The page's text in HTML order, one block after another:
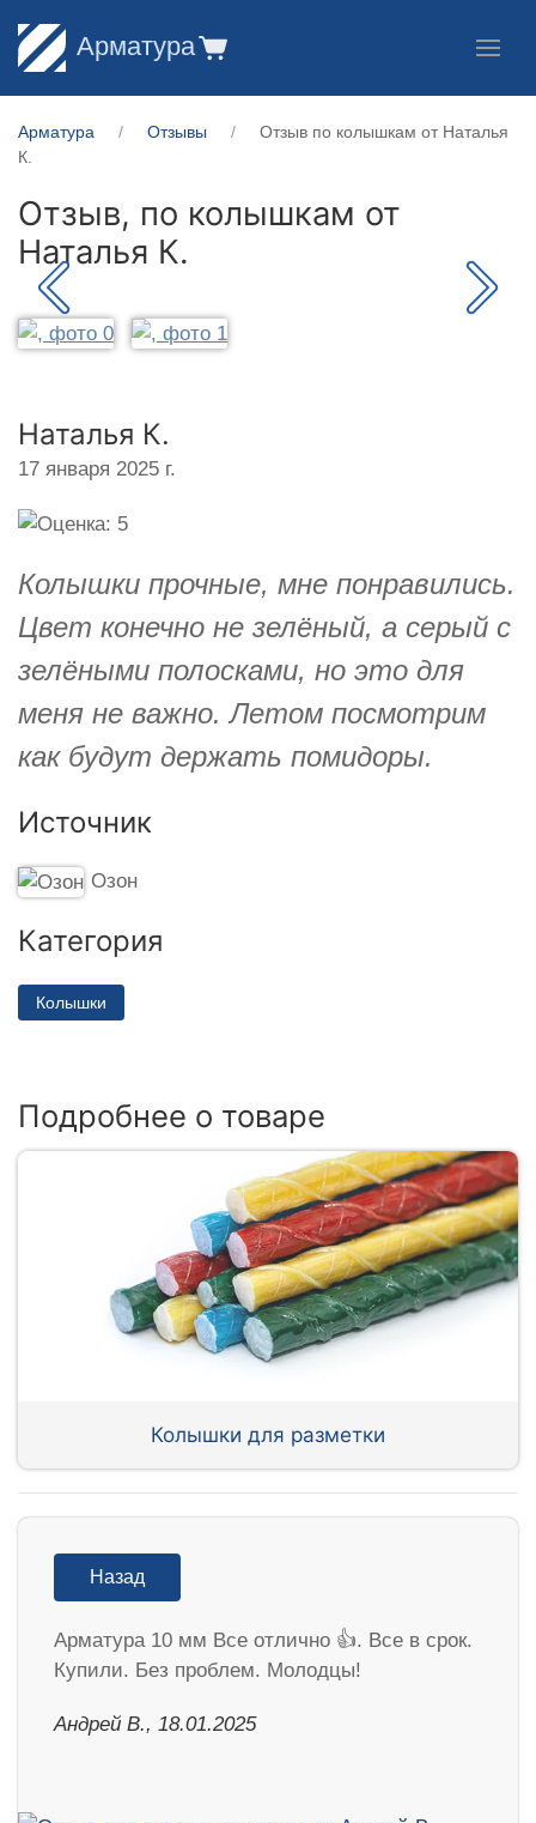
Арматура
Арматура Отзывы
Отзыв по колышкам от Наталья
К.
Отзыв, по колышкам от
Наталья К.
Наталья К.
17 января 2025 г.
Колышки прочные, мне понравились.
Цвет конечно не зелёный, а серый с
зелёными полосками, но это для
меня не важно. Летом посмотрим
как будут держать помидоры.
Источник
Озон
Категория
Колышки
Подробнее о товаре
Колышки для разметки
Назад
Арматура 10 мм Все отлично 👍. Все в срок.
Купили. Без проблем. Молодцы!
Андрей В., 18.01.2025